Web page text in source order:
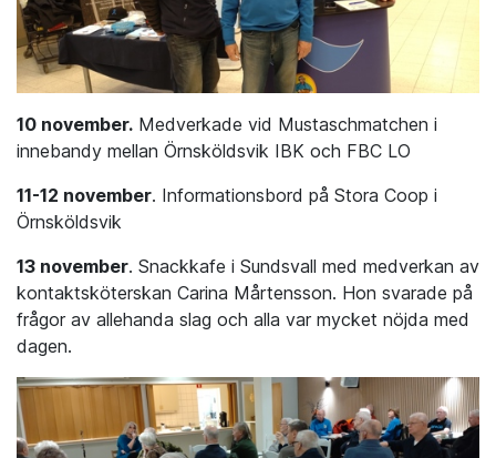
10 november. Medverkade vid Mustaschmatchen i
innebandy mellan Örnsköldsvik IBK och FBC LO
11-12 november. Informationsbord på Stora Coop i
Örnsköldsvik
13 november. Snackkafe i Sundsvall med medverkan av
kontaktsköterskan Carina Mårtensson. Hon svarade på
frågor av allehanda slag och alla var mycket nöjda med
dagen.